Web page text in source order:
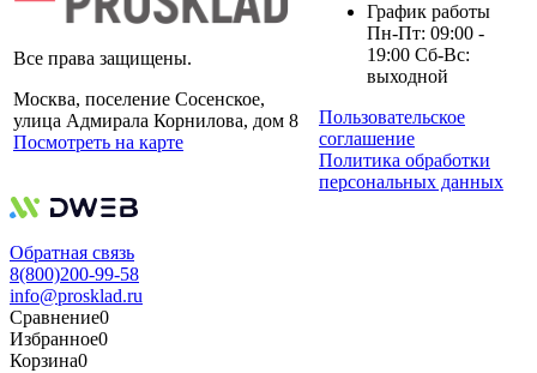
Все права защищены.
Москва, поселение Сосенское,
улица Адмирала Корнилова, дом 8
Посмотреть на карте
График работы
Пн-Пт: 09:00 -
19:00 Сб-Вс:
выходной
Пользовательское
соглашение
Политика обработки
персональных данных
Обратная связь
8(800)200-99-58
info@prosklad.ru
Сравнение0
Избранное0
Корзина0